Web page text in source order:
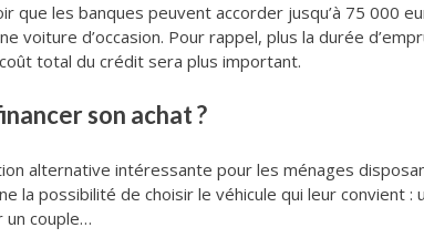
que les banques peuvent accorder jusqu’à 75 000
voiture d’occasion. Pour rappel, plus la durée
total du crédit sera plus important.
son achat ?
alternative intéressante pour les ménages
la possibilité de choisir le véhicule qui leur convient :
un couple…